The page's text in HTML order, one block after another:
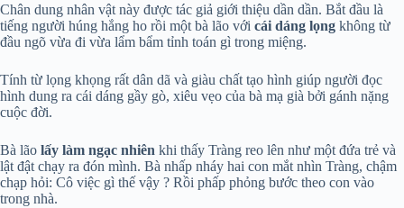
Chân dung nhân vật này được tác giả giới thiệu dần dần. Bắt đầu là
tiếng người húng hắng ho rồi một bà lão với cái dáng lọng không từ
đầu ngõ vừa đi vừa lẩm bẩm tỉnh toán gì trong miệng.
Tính từ lọng khọng rất dân dã và giàu chất tạo hình giúp người đọc
hình dung ra cái dáng gầy gò, xiêu vẹo của bà mạ già bởi gánh nặng
cuộc đời.
Bà lão lấy làm ngạc nhiên khi thấy Tràng reo lên như một đứa trẻ và
lật đật chạy ra đón mình. Bà nhấp nháy hai con mắt nhìn Tràng, chậm
chạp hỏi: Cô việc gì thế vậy ? Rồi phấp phỏng bước theo con vào
trong nhà.